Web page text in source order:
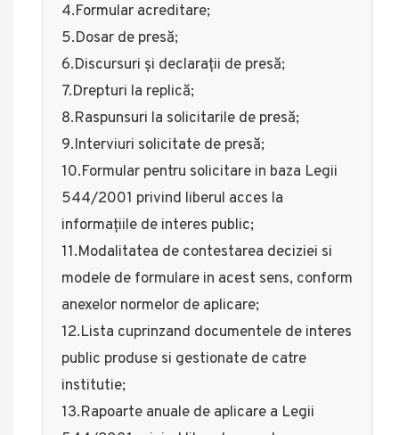
4.Formular acreditare;
5.Dosar de presă;
6.Discursuri și declarații de presă;
7.Drepturi la replică;
8.Raspunsuri la solicitarile de presă;
9.Interviuri solicitate de presă;
10.Formular pentru solicitare in baza Legii
544/2001 privind liberul acces la
informațiile de interes public;
11.Modalitatea de contestarea deciziei si
modele de formulare in acest sens, conform
anexelor normelor de aplicare;
12.Lista cuprinzand documentele de interes
public produse si gestionate de catre
institutie;
13.Rapoarte anuale de aplicare a Legii